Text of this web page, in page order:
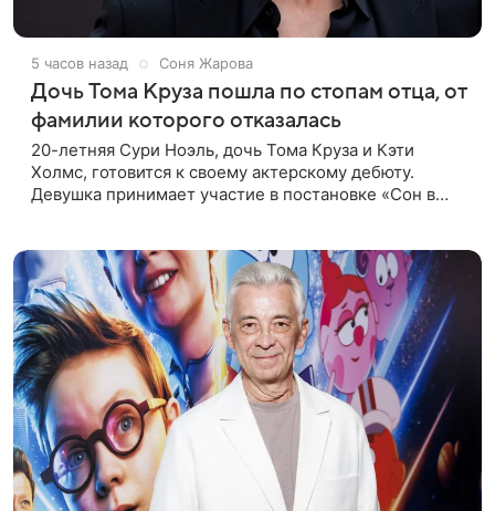
5 часов назад Соня Жарова
Дочь Тома Круза пошла по стопам отца, от
фамилии которого отказалась
20-летняя Сури Ноэль, дочь Тома Круза и Кэти
Холмс, готовится к своему актерскому дебюту.
Девушка принимает участие в постановке «Сон в